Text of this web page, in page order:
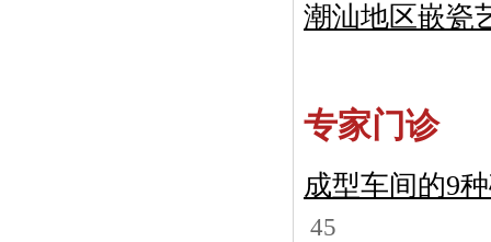
潮汕地区嵌瓷
专家门诊
成型车间的9
45